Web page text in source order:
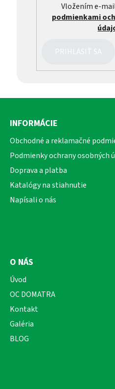
Vložením e-
podmienkami
PRIHLÁSIŤ SA
Z
INFORMÁCIE
Obchodné a reklamačné
Podmienky ochrany osobných
Doprava a platba
Katalógy na stiahnutie
Napísali o nás
O NÁS
Úvod
OC DOMATRA
Kontakt
Galéria
BLOG